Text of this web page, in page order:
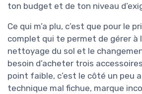
ton budget et de ton niveau
Ce qui m’a plu, c’est que pour le
complet qui te permet de gérer à
nettoyage du sol et le
besoin d’acheter trois
point faible, c’est le côté un peu
technique mal fichue, marque